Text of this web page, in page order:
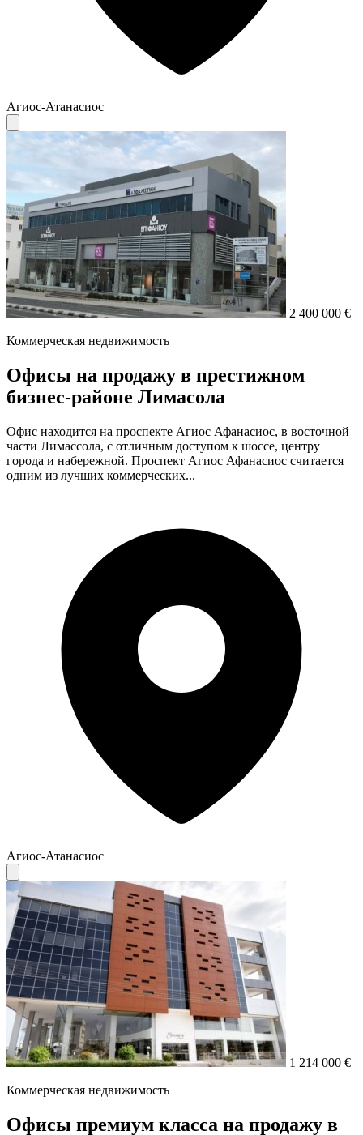
Агиос-Атанасиос
2 400 000 €
Коммерческая недвижимость
Офисы на продажу в престижном
бизнес-районе Лимасола
Офис находится на проспекте Агиос Афанасиос, в восточной
части Лимассола, с отличным доступом к шоссе, центру
города и набережной. Проспект Агиос Афанасиос считается
одним из лучших коммерческих...
Агиос-Атанасиос
1 214 000 €
Коммерческая недвижимость
Офисы премиум класса на продажу в